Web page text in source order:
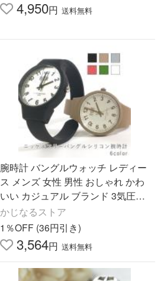
4,950円 送料無料
腕時計 バングルウォッチ レディー
ス メンズ 女性 男性 おしゃれ かわ
いい カジュアル ブランド 3気圧防
水 腕輪時計 大人 可愛い シリコン
プレゼント ギフト
かじなるストア
1％OFF (36円引き)
3,564円 送料無料